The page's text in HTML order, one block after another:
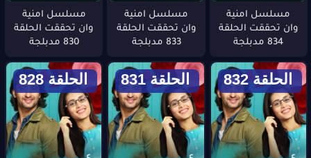
مسلسل امنية
وان تحققت الحلقة
834 مدبلجة
مسلسل امنية
وان تحققت الحلقة
833 مدبلجة
مسلسل امنية
وان تحققت الحلقة
830 مدبلجة
الحلقة 832 الحلقة 831 الحلقة 828